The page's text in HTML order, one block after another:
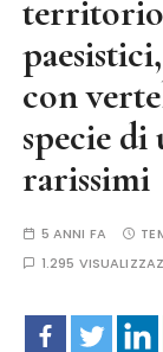
con
specie
rarissimi
5 ANNI FA
1.295